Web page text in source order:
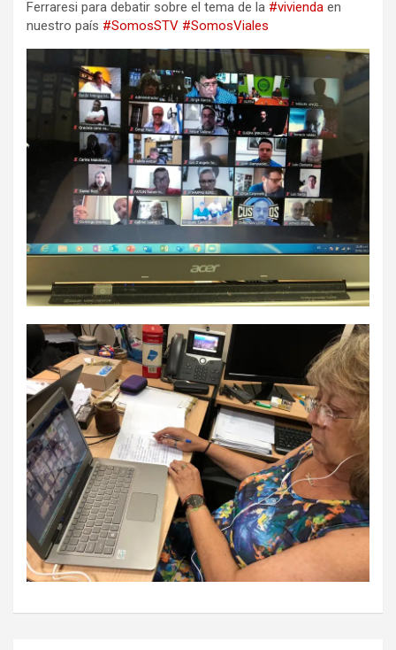
Ferraresi para debatir sobre el tema de la #vivienda en
nuestro país #SomosSTV #SomosViales